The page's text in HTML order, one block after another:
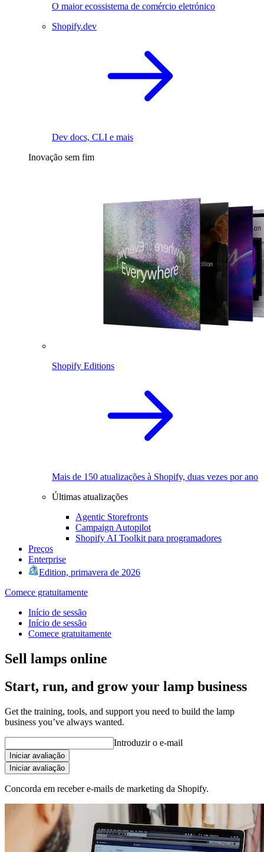
O maior ecossistema de comércio eletrónico
Shopify.dev
Dev docs, CLI e mais
Inovação sem fim
Shopify Editions
Mais de 150 atualizações à Shopify, duas vezes por ano
Últimas atualizações
Agentic Storefronts
Campaign Autopilot
Shopify AI Toolkit para programadores
Preços
Enterprise
Edition, primavera de 2026
Comece gratuitamente
Início de sessão
Início de sessão
Comece gratuitamente
Sell lamps online
Start, run, and grow your lamp business
Get the training, tools, and support you need to build the lamp
business you’ve always wanted.
Introduzir o e-mail
Iniciar avaliação
Iniciar avaliação
Concorda em receber e-mails de marketing da Shopify.